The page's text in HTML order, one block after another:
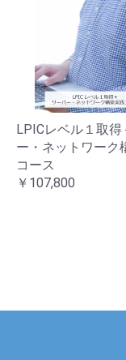
LPICレベル１取得
ー・ネットワーク
コース
￥107,800